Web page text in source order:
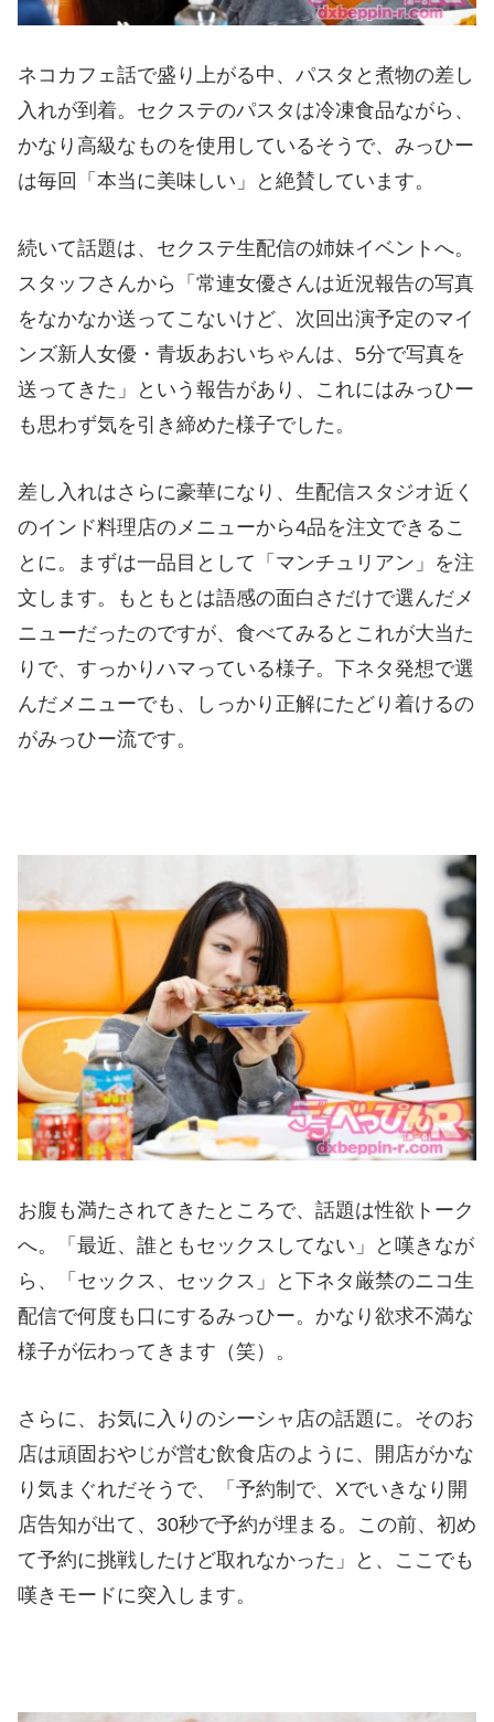
ネコカフェ話で盛り上がる中、パスタと煮物の差し
入れが到着。セクステのパスタは冷凍食品ながら、
かなり高級なものを使用しているそうで、みっひー
は毎回「本当に美味しい」と絶賛しています。
続いて話題は、セクステ生配信の姉妹イベントへ。
スタッフさんから「常連女優さんは近況報告の写真
をなかなか送ってこないけど、次回出演予定のマイ
ンズ新人女優・青坂あおいちゃんは、5分で写真を
送ってきた」という報告があり、これにはみっひー
も思わず気を引き締めた様子でした。
差し入れはさらに豪華になり、生配信スタジオ近く
のインド料理店のメニューから4品を注文できるこ
とに。まずは一品目として「マンチュリアン」を注
文します。もともとは語感の面白さだけで選んだメ
ニューだったのですが、食べてみるとこれが大当た
りで、すっかりハマっている様子。下ネタ発想で選
んだメニューでも、しっかり正解にたどり着けるの
がみっひー流です。
お腹も満たされてきたところで、話題は性欲トーク
へ。「最近、誰ともセックスしてない」と嘆きなが
ら、「セックス、セックス」と下ネタ厳禁のニコ生
配信で何度も口にするみっひー。かなり欲求不満な
様子が伝わってきます（笑）。
さらに、お気に入りのシーシャ店の話題に。そのお
店は頑固おやじが営む飲食店のように、開店がかな
り気まぐれだそうで、「予約制で、Xでいきなり開
店告知が出て、30秒で予約が埋まる。この前、初め
て予約に挑戦したけど取れなかった」と、ここでも
嘆きモードに突入します。